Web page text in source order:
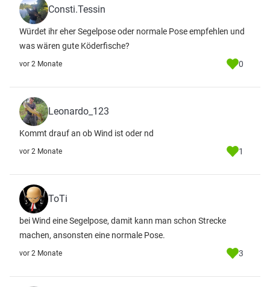
Consti.Tessin
Würdet ihr eher Segelpose oder normale Pose empfehlen und
was wären gute Köderfische?
vor 2 Monate 0
Leonardo_123
Kommt drauf an ob Wind ist oder nd
vor 2 Monate 1
ToTi
bei Wind eine Segelpose, damit kann man schon Strecke
machen, ansonsten eine normale Pose.
vor 2 Monate 3